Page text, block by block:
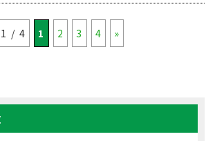
1 / 4 1 2 3 4 »